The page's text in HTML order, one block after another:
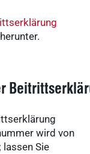
herunter.
wird von
lassen Sie